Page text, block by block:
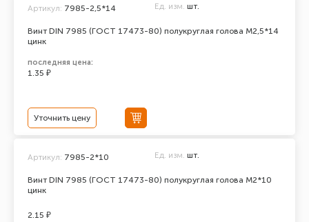
Винт DIN 7985 (ГОСТ 17473-80) полукруглая голова М2,5*14
цинк
Артикул: 7985-2,5*14 Ед. изм. шт.
последняя цена:
1.35 ₽
Уточнить цену
Винт DIN 7985 (ГОСТ 17473-80) полукруглая голова М2*10
цинк
Артикул: 7985-2*10 Ед. изм. шт.
2.15 ₽